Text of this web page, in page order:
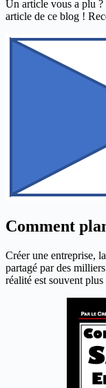
Un article vous a plu ?
article de ce blog !
Comment
Créer une entreprise,
partagé par des
réalité est souvent